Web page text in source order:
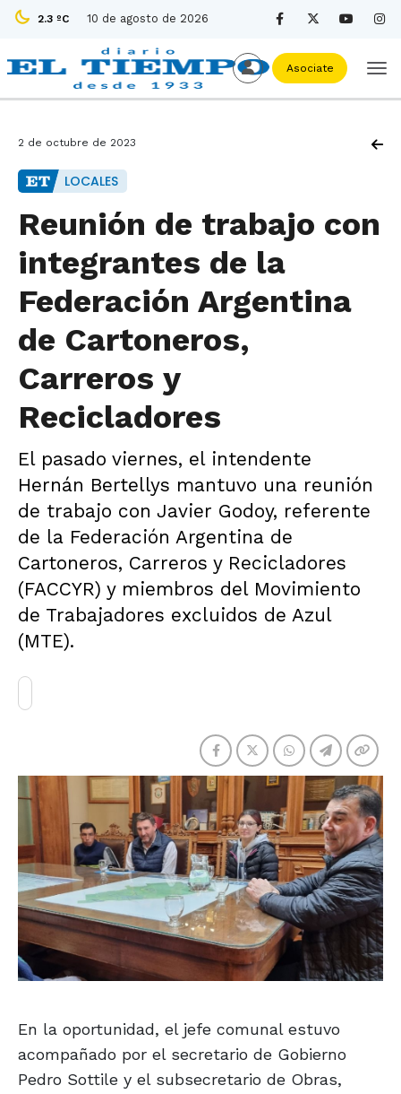
2.3 ºC 10 de agosto de 2026
Asociate
2 de octubre de 2023
LOCALES
Reunión de trabajo con
integrantes de la
Federación Argentina
de Cartoneros,
Carreros y
Recicladores
El pasado viernes, el intendente
Hernán Bertellys mantuvo una reunión
de trabajo con Javier Godoy, referente
de la Federación Argentina de
Cartoneros, Carreros y Recicladores
(FACCYR) y miembros del Movimiento
de Trabajadores excluidos de Azul
(MTE).
En la oportunidad, el jefe comunal estuvo
acompañado por el secretario de Gobierno
Pedro Sottile y el subsecretario de Obras,